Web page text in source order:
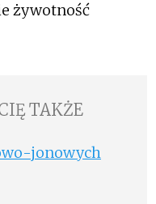
żywotność
TAKŻE